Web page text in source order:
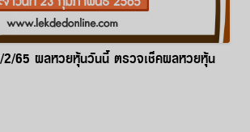
65 ผลหวยหุ้นวันนี้ ตรวจเช็คผลหวยหุ้น